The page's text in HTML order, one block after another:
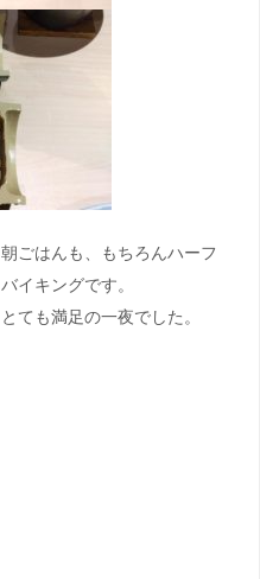
朝ごはんも、もちろんハーフ
バイキングです。
とても満足の一夜でした。